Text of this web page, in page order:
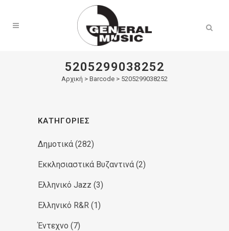
5205299038252
Αρχική > Barcode > 5205299038252
ΚΑΤΗΓΟΡΊΕΣ
Δημοτικά (282)
Εκκλησιαστικά Βυζαντινά (2)
Ελληνικό Jazz (3)
Ελληνικό R&R (1)
Έντεχνο (7)